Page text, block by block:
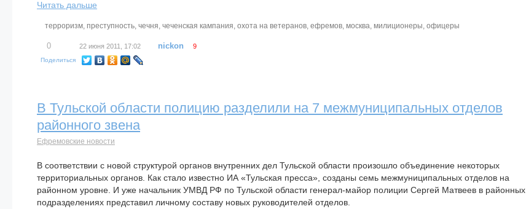
Читать дальше
терроризм, преступность, чечня, чеченская кампания, охота на ветеранов, ефремов, москва, милиционеры, офицеры
0 22 июня 2011, 17:02 nickon 9
Поделиться
В Тульской области полицию разделили на 7 межмуниципальных отделов
районного звена
Ефремовские новости
В соответствии с новой структурой органов внутренних дел Тульской области произошло объединение некоторых
территориальных органов. Как стало известно ИА «Тульская пресса», созданы семь межмуниципальных отделов на
районном уровне. И уже начальник УМВД РФ по Тульской области генерал-майор полиции Сергей Матвеев в районных
подразделениях представил личному составу новых руководителей отделов.